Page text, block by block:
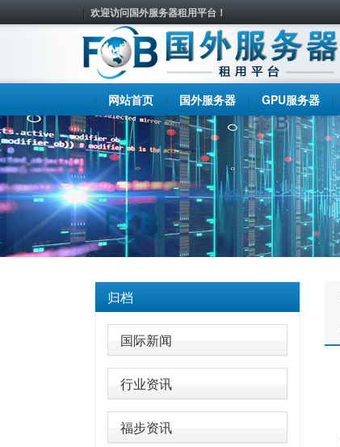
欢迎访问国外服务器租用平台！
网站首页 国外服务器 GPU服务器
归档
国际新闻
行业资讯
福步资讯